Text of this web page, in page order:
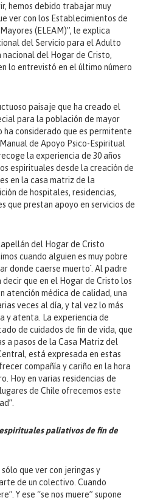
hemos debido trabajar muy
ver con los Establecimientos de
(ELEAM)”, le explica
del Servicio para el Adulto
nacional del Hogar de Cristo,
lo entrevistó en el último número
paisaje que ha creado el
para la población de mayor
ha considerado que es permitente
de Apoyo Psico-Espiritual
la experiencia de 30 años
espirituales desde la creación de
en la casa matriz de la
de hospitales, residencias,
que prestan apoyo en servicios de
del Hogar de Cristo
cuando alguien es muy pobre
donde caerse muerto´. Al padre
que en el Hogar de Cristo los
atención médica de calidad, una
veces al día, y tal vez lo más
y atenta. La experiencia de
de cuidados de fin de vida, que
a pasos de la Casa Matriz del
está expresada en estas
compañía y cariño en la hora
Hoy en varias residencias de
de Chile ofrecemos este
paliativos de fin de
que ver con jeringas y
de un colectivo. Cuando
Y ese “se nos muere” supone